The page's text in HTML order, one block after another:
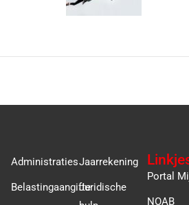
Administraties
Belastingaangifte
Jaarrekening
Juridische
Portal
NOAB